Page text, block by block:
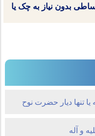
بدون نیاز به چک یا
يا تنها ديار حضرت نوح
و آله